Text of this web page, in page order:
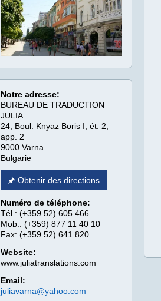
Notre adresse:
BUREAU DE TRADUCTION
JULIA
24, Boul. Knyaz Boris I, ét. 2,
app. 2
9000 Varna
Bulgarie
🖈 Obtenir des directions
Numéro de téléphone:
Tél.: (+359 52) 605 466
Mob.: (+359) 877 11 40 10
Fax: (+359 52) 641 820
Website:
www.juliatranslations.com
Email:
juliavarna@yahoo.com